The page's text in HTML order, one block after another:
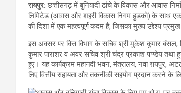
रायपुर:छत्तीसगढ़ में बुनियादी ढांचे के विकास और आवास
लिमिटेड (आवास और शहरी विकास निगम हुडको) के साथ एक
की दिशा में एक महत्वपूर्ण कदम है, जिसका मुख्य उद्देश्य प्रमुख
इस अवसर पर वित्त विभाग के सचिव श्री मुकेश कुमार बंसल,
कुमार पाराशर व अवर सचिव श्री चंद्र प्रकाश पाण्डेय तथा
हुए। यह कार्यक्रम महानदी भवन, मंत्रालय, नवा रायपुर,
लिए वित्तीय सहायता और तकनीकी सहयोग प्रदान करने के